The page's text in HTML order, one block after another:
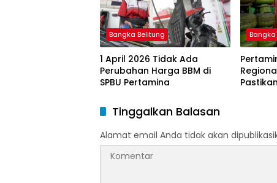
Bangka Belitung
1 April 2026 Tidak Ada
Perubahan Harga BBM di
SPBU Pertamina
Tinggalkan Balasan
Alamat email Anda tidak akan